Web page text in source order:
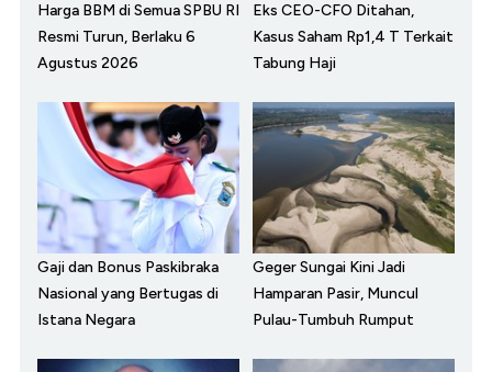
Harga BBM di Semua SPBU RI
Resmi Turun, Berlaku 6
Agustus 2026
Eks CEO-CFO Ditahan,
Kasus Saham Rp1,4 T Terkait
Tabung Haji
Gaji dan Bonus Paskibraka
Nasional yang Bertugas di
Istana Negara
Geger Sungai Kini Jadi
Hamparan Pasir, Muncul
Pulau-Tumbuh Rumput